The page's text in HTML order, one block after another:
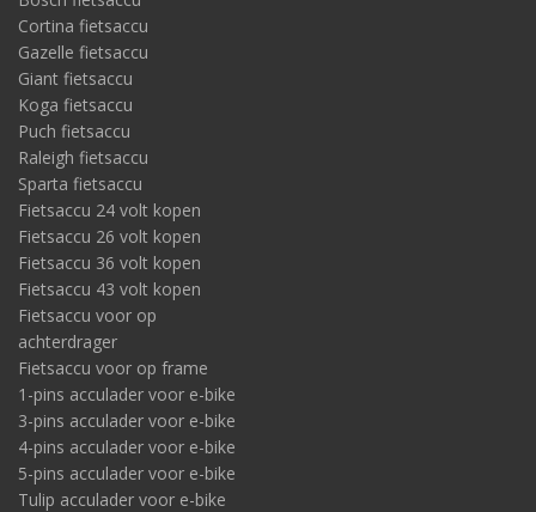
Cortina fietsaccu
Gazelle fietsaccu
Giant fietsaccu
Koga fietsaccu
Puch fietsaccu
Raleigh fietsaccu
Sparta fietsaccu
Fietsaccu 24 volt kopen
Fietsaccu 26 volt kopen
Fietsaccu 36 volt kopen
Fietsaccu 43 volt kopen
Fietsaccu voor op
achterdrager
Fietsaccu voor op frame
1-pins acculader voor e-bike
3-pins acculader voor e-bike
4-pins acculader voor e-bike
5-pins acculader voor e-bike
Tulip acculader voor e-bike